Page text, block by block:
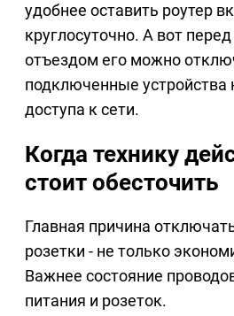
удобнее оставить роутер
круглосуточно. А вот
отъездом его можно
подключенные устройства
доступа к сети.
Когда технику
стоит обесточить
Главная причина
розетки - не только
Важнее состояние
питания и розеток.